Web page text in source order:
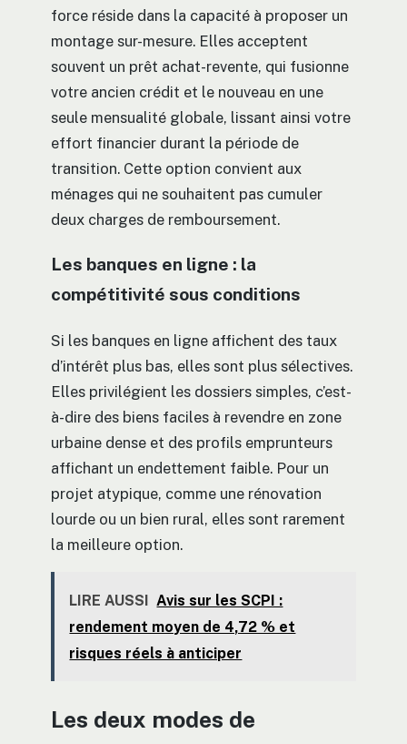
force réside dans la capacité à proposer un
montage sur-mesure. Elles acceptent
souvent un prêt achat-revente, qui fusionne
votre ancien crédit et le nouveau en une
seule mensualité globale, lissant ainsi votre
effort financier durant la période de
transition. Cette option convient aux
ménages qui ne souhaitent pas cumuler
deux charges de remboursement.
Les banques en ligne : la
compétitivité sous conditions
Si les banques en ligne affichent des taux
d’intérêt plus bas, elles sont plus sélectives.
Elles privilégient les dossiers simples, c’est-
à-dire des biens faciles à revendre en zone
urbaine dense et des profils emprunteurs
affichant un endettement faible. Pour un
projet atypique, comme une rénovation
lourde ou un bien rural, elles sont rarement
la meilleure option.
LIRE AUSSI Avis sur les SCPI :
rendement moyen de 4,72 % et
risques réels à anticiper
Les deux modes de